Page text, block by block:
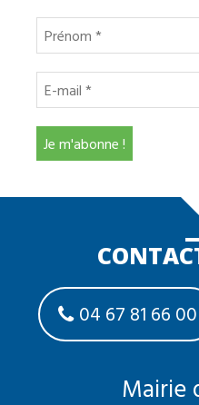
04 67 81 66 00
Mairie